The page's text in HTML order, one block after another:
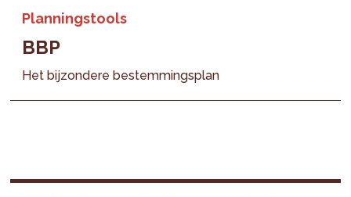
Planningstools
BBP
Het bijzondere bestemmingsplan